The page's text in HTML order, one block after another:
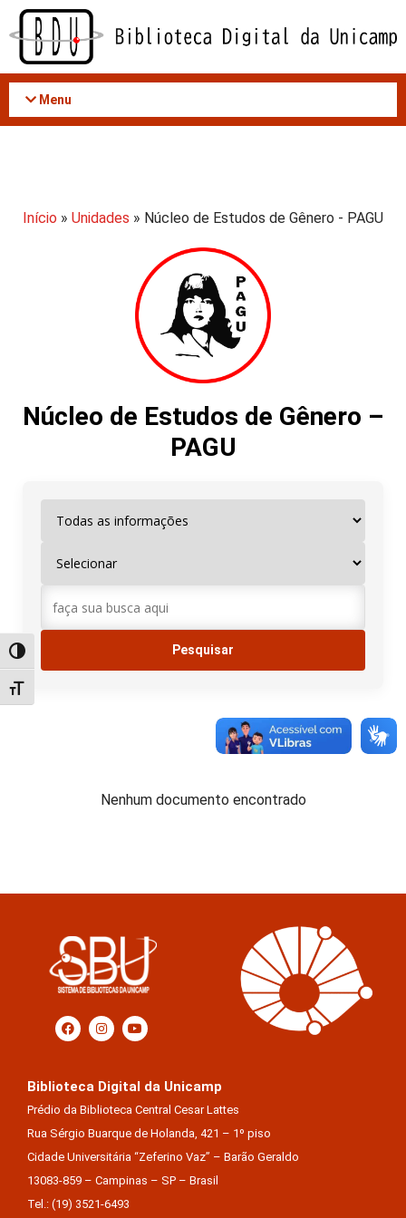
Acessar
conteúdo
Alternar alto contraste
Alternar tamanho da fonte
Menu
Início » Unidades » Núcleo de Estudos de Gênero - PAGU
Núcleo de Estudos de Gênero –
PAGU
Nenhum documento encontrado
Biblioteca Digital da Unicamp
Prédio da Biblioteca Central Cesar Lattes
Rua Sérgio Buarque de Holanda, 421 – 1º piso
Cidade Universitária “Zeferino Vaz” – Barão Geraldo
13083-859 – Campinas – SP – Brasil
Tel.: (19) 3521-6493